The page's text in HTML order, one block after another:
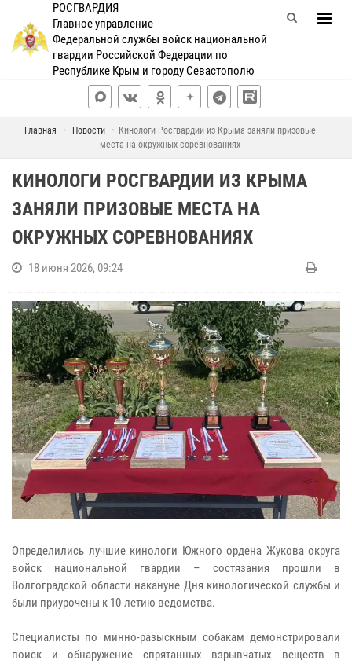
РОСГВАРДИЯ
Главное управление
Федеральной службы войск национальной
гвардии Российской Федерации по
Республике Крым и городу Севастополю
Главная Новости
Кинологи Росгвардии из Крыма заняли призовые
места на окружных соревнованиях
КИНОЛОГИ РОСГВАРДИИ ИЗ КРЫМА
ЗАНЯЛИ ПРИЗОВЫЕ МЕСТА НА
ОКРУЖНЫХ СОРЕВНОВАНИЯХ
18 июня 2026, 09:24
Определились лучшие кинологи Южного ордена Жукова округа
войск национальной гвардии – состязания прошли в
Волгоградской области накануне Дня кинологической службы и
были приурочены к 10-летию ведомства.
Специалисты по минно-разыскным собакам демонстрировали
поиск и обнаружение спрятанных взрывчатых веществ в